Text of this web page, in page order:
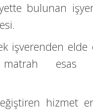
bulunan
işverenden
esas
hizmet